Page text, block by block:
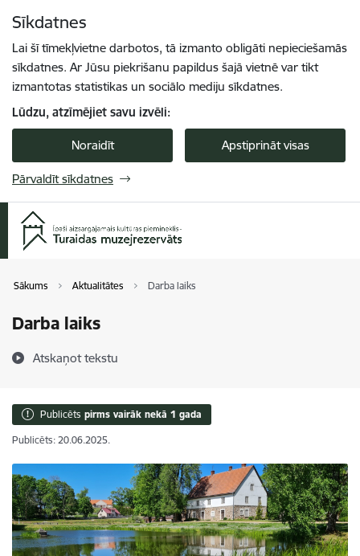
Sīkdatnes
Lai šī tīmekļvietne darbotos, tā izmanto obligāti nepieciešamās
sīkdatnes. Ar Jūsu piekrišanu papildus šajā vietnē var tikt
izmantotas statistikas un sociālo mediju sīkdatnes.
Lūdzu, atzīmējiet savu izvēli:
Noraidīt Apstiprināt visas
Pārvaldīt sīkdatnes
Sākums Aktualitātes Darba laiks
Darba laiks
Atskaņot tekstu
Publicēts pirms vairāk nekā 1 gada
Publicēts: 20.06.2025.